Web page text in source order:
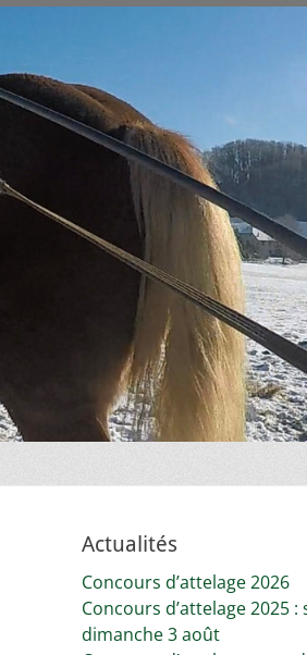
Actualités
Concours d’attelage 2026
Concours d’attelage 2025 :
dimanche 3 août